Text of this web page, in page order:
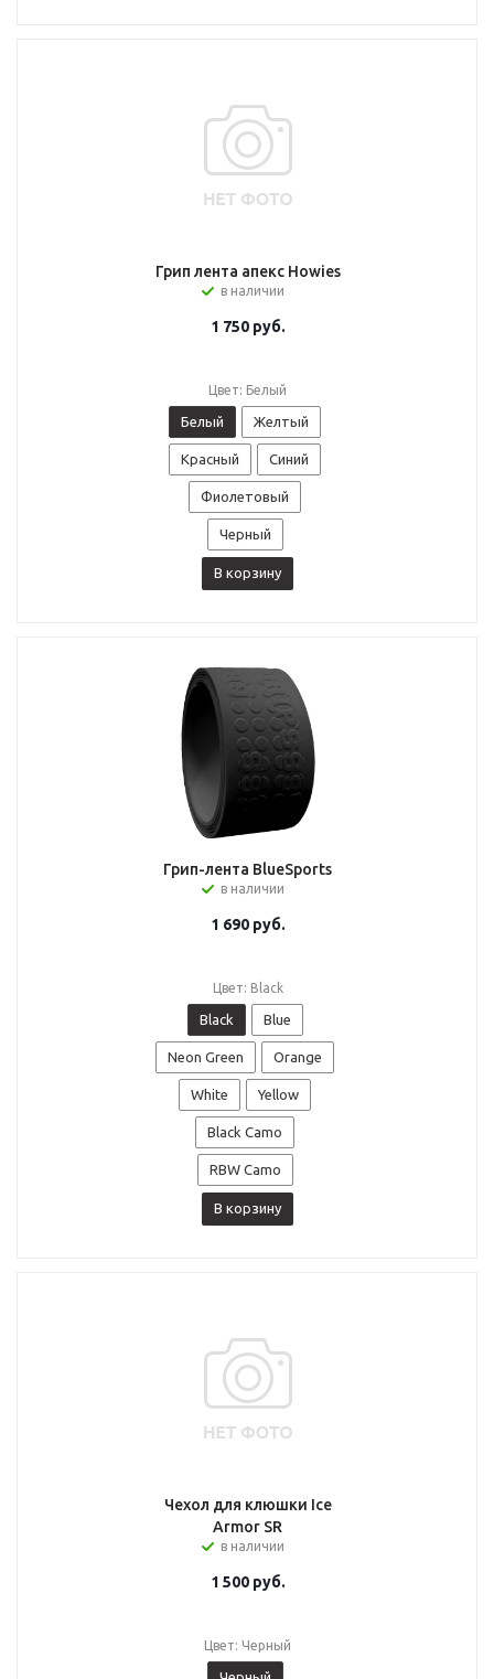
Грип лента апекс Howies
в наличии
1 750руб.
Цвет: Белый
Белый Желтый
Красный Синий
Фиолетовый
Черный
В корзину
Грип-лента BlueSports
в наличии
1 690руб.
Цвет: Black
Black Blue
Neon Green Orange
White Yellow
Black Camo
RBW Camo
В корзину
Чехол для клюшки Ice
Armor SR
в наличии
1 500руб.
Цвет: Черный